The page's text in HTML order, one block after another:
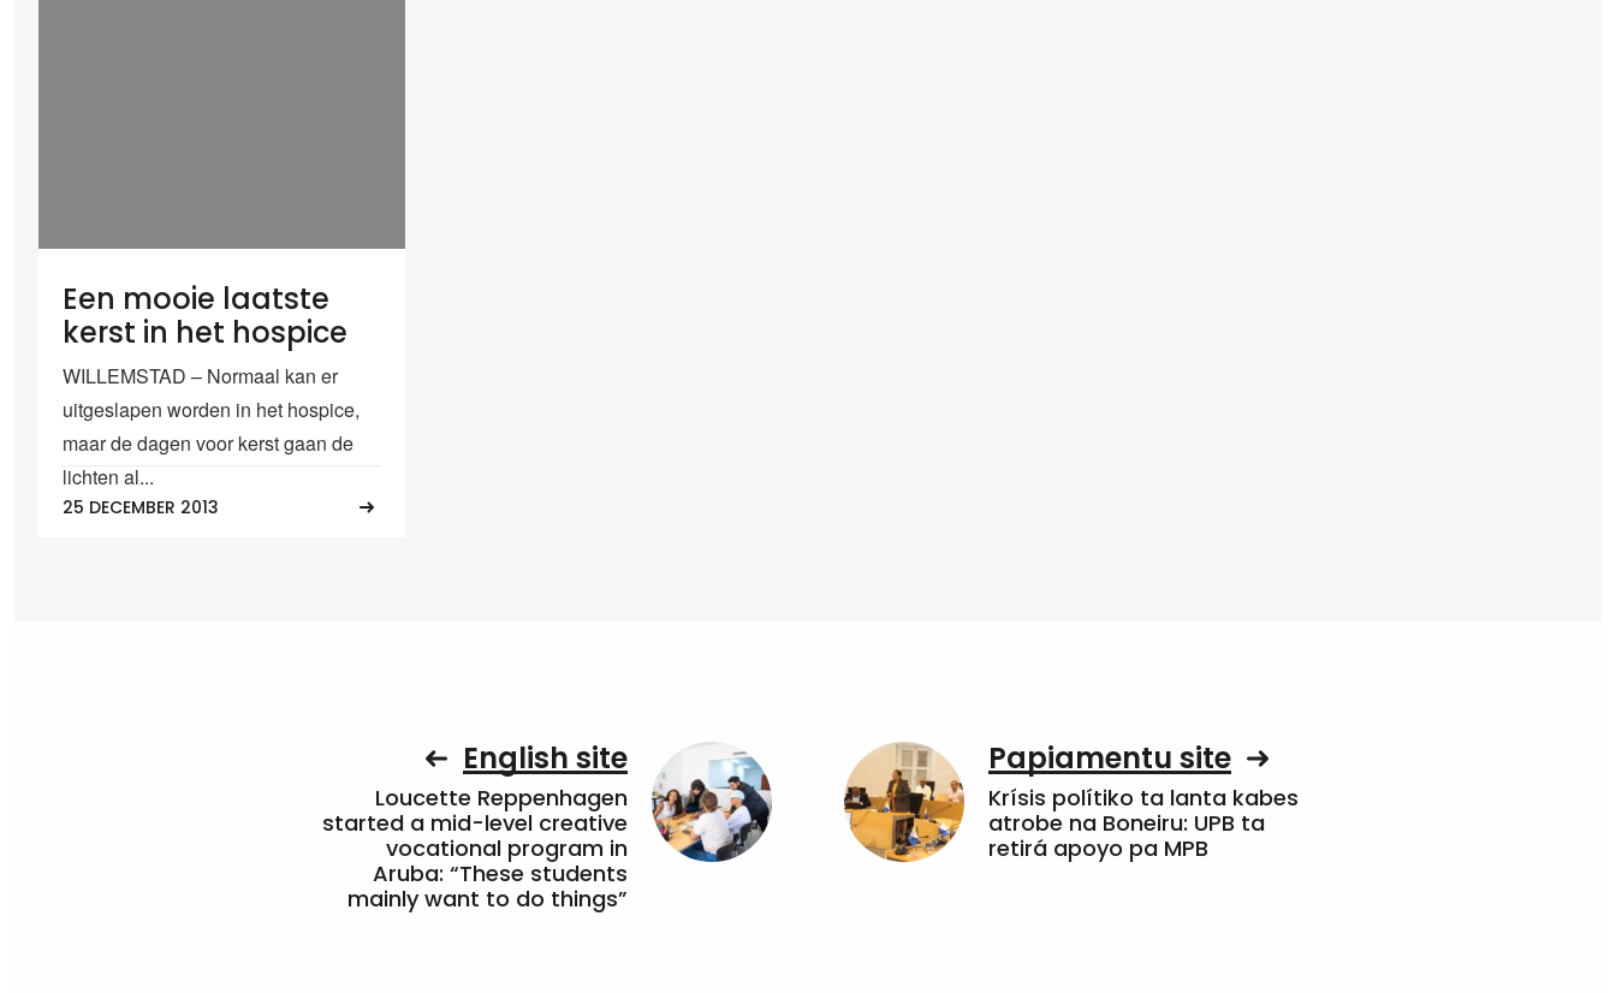
Een mooie laatste
kerst in het hospice
WILLEMSTAD – Normaal kan er
uitgeslapen worden in het hospice,
maar de dagen voor kerst gaan de
lichten al...
25 DECEMBER 2013
English site
Loucette Reppenhagen
started a mid-level creative
vocational program in
Aruba: “These students
mainly want to do things”
Papiamentu site
Krísis polítiko ta lanta kabes
atrobe na Boneiru: UPB ta
retirá apoyo pa MPB